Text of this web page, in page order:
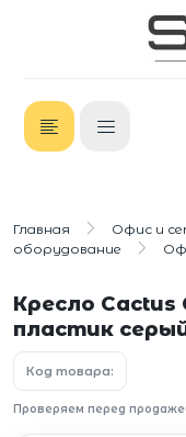
Главная Офис и
оборудование
Кресло Cactus
пластик
Код товара:
Проверяем перед